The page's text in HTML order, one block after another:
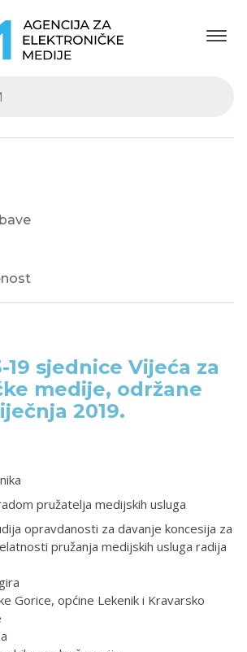
19 sjednice Vijeća za
medije, održane
2019.
pružatelja medijskih usluga
opravdanosti za davanje koncesija za
pružanja medijskih usluga radija
Gorice, općine Lekenik i Kravarsko